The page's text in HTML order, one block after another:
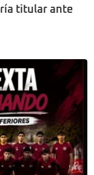
titular ante